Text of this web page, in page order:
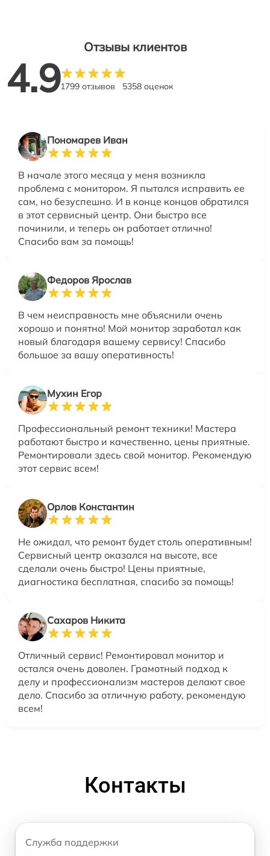
Отзывы клиентов
4.91799 отзывов 5358 оценок
Пономарев Иван
В начале этого месяца у меня возникла
проблема с монитором. Я пытался исправить ее
сам, но безуспешно. И в конце концов обратился
в этот сервисный центр. Они быстро все
починили, и теперь он работает отлично!
Спасибо вам за помощь!
Федоров Ярослав
В чем неисправность мне объяснили очень
хорошо и понятно! Мой монитор заработал как
новый благодаря вашему сервису! Спасибо
большое за вашу оперативность!
Мухин Егор
Профессиональный ремонт техники! Мастера
работают быстро и качественно, цены приятные.
Ремонтировали здесь свой монитор. Рекомендую
этот сервис всем!
Орлов Константин
Не ожидал, что ремонт будет столь оперативным!
Сервисный центр оказался на высоте, все
сделали очень быстро! Цены приятные,
диагностика бесплатная, спасибо за помощь!
Сахаров Никита
Отличный сервис! Ремонтировал монитор и
остался очень доволен. Грамотный подход к
делу и профессионализм мастеров делают свое
дело. Спасибо за отличную работу, рекомендую
всем!
Контакты
Служба поддержки